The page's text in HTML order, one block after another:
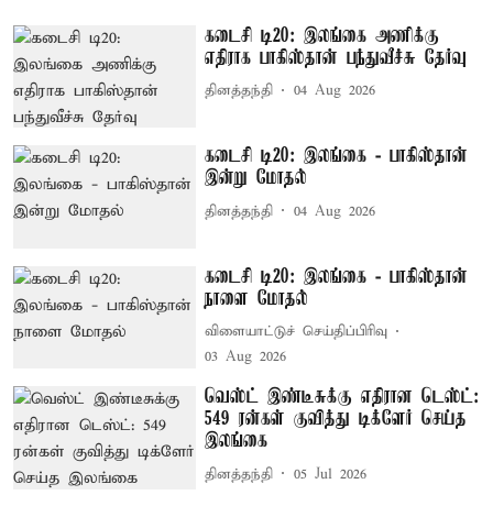
கடைசி டி20: இலங்கை அணிக்கு
எதிராக பாகிஸ்தான் பந்துவீச்சு தேர்வு
தினத்தந்தி 04 Aug 2026
கடைசி டி20: இலங்கை - பாகிஸ்தான்
இன்று மோதல்
தினத்தந்தி 04 Aug 2026
கடைசி டி20: இலங்கை - பாகிஸ்தான்
நாளை மோதல்
விளையாட்டுச் செய்திப்பிரிவு
03 Aug 2026
வெஸ்ட் இண்டீசுக்கு எதிரான டெஸ்ட்:
549 ரன்கள் குவித்து டிக்ளேர் செய்த
இலங்கை
தினத்தந்தி 05 Jul 2026